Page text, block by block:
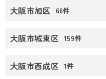
大阪市旭区 66件
大阪市城東区 159件
大阪市西成区 1件